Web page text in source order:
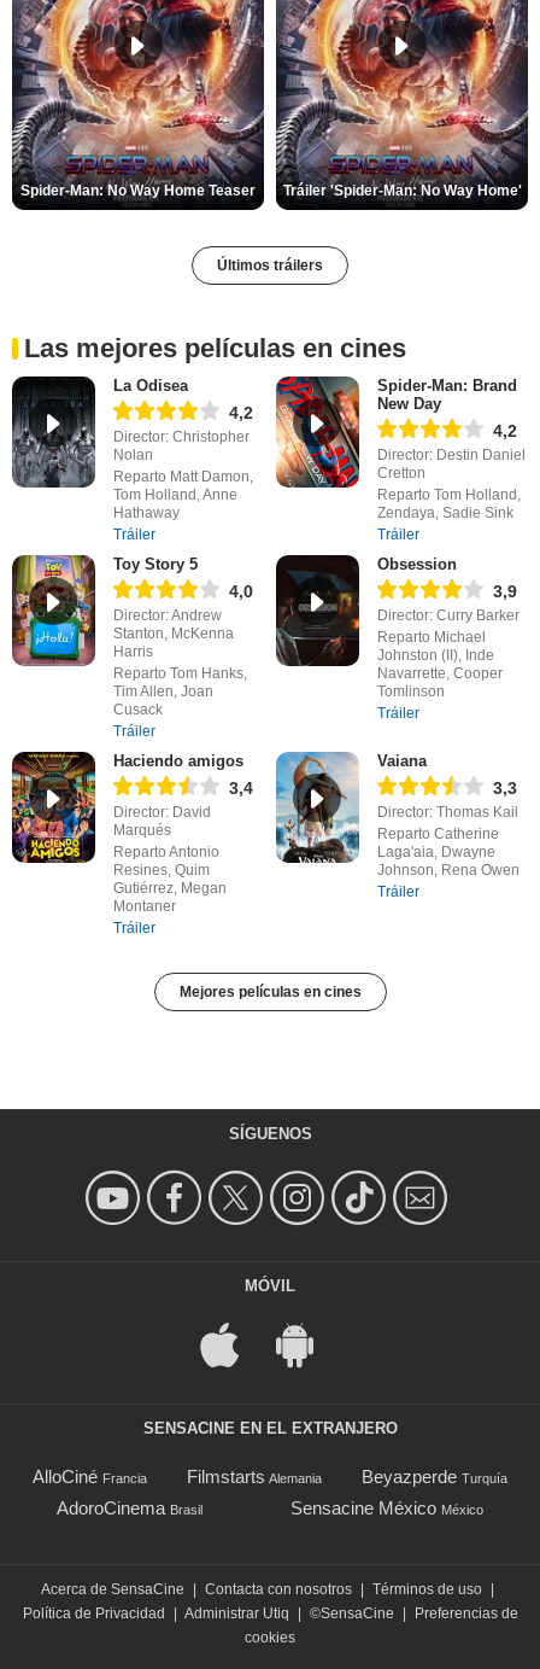
Spider-Man: No Way Home Teaser Tráiler 'Spider-Man: No Way Home'
Últimos tráilers
Las mejores películas en cines
La Odisea
4,2
Director: Christopher
Nolan
Reparto Matt Damon,
Tom Holland, Anne
Hathaway
Tráiler
Spider-Man: Brand
New Day
4,2
Director: Destin Daniel
Cretton
Reparto Tom Holland,
Zendaya, Sadie Sink
Tráiler
Toy Story 5
4,0
Director: Andrew
Stanton, McKenna
Harris
Reparto Tom Hanks,
Tim Allen, Joan
Cusack
Tráiler
Obsession
3,9
Director: Curry Barker
Reparto Michael
Johnston (II), Inde
Navarrette, Cooper
Tomlinson
Tráiler
Haciendo amigos
3,4
Director: David
Marqués
Reparto Antonio
Resines, Quim
Gutiérrez, Megan
Montaner
Tráiler
Vaiana
3,3
Director: Thomas Kail
Reparto Catherine
Laga'aia, Dwayne
Johnson, Rena Owen
Tráiler
Mejores películas en cines
SÍGUENOS
MÓVIL
SENSACINE EN EL EXTRANJERO
AlloCiné Francia Filmstarts Alemania Beyazperde Turquía
AdoroCinema Brasil Sensacine México México
Acerca de SensaCine | Contacta con nosotros | Términos de uso |
Política de Privacidad
| Administrar Utiq | ©SensaCine |
Preferencias de
cookies